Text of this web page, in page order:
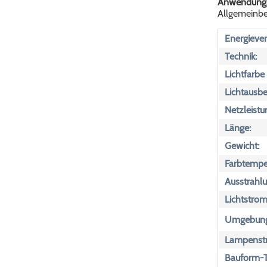
Technik:
Lichtfarbe
Länge:
Gewicht:
Bauform-